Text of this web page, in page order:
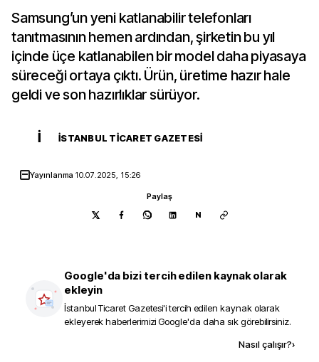
Samsung’un yeni katlanabilir telefonları
tanıtmasının hemen ardından, şirketin bu yıl
içinde üçe katlanabilen bir model daha piyasaya
süreceği ortaya çıktı. Ürün, üretime hazır hale
geldi ve son hazırlıklar sürüyor.
İ İSTANBUL TICARET GAZETESI
Yayınlanma 10.07.2025, 15:26
Paylaş
N
Google'da bizi tercih edilen kaynak olarak
ekleyin
İstanbul Ticaret Gazetesi'i tercih edilen kaynak olarak
ekleyerek haberlerimizi Google'da daha sık görebilirsiniz.
Nasıl çalışır?›